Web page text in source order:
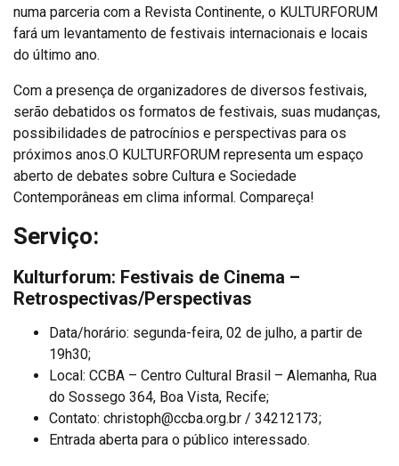
numa parceria com a Revista Continente, o KULTURFORUM
fará um levantamento de festivais internacionais e locais
do último ano.
Com a presença de organizadores de diversos festivais,
serão debatidos os formatos de festivais, suas mudanças,
possibilidades de patrocínios e perspectivas para os
próximos anos.O KULTURFORUM representa um espaço
aberto de debates sobre Cultura e Sociedade
Contemporâneas em clima informal. Compareça!
Serviço:
Kulturforum: Festivais de Cinema –
Retrospectivas/Perspectivas
Data/horário: segunda-feira, 02 de julho, a partir de
19h30;
Local: CCBA – Centro Cultural Brasil – Alemanha, Rua
do Sossego 364, Boa Vista, Recife;
Contato: christoph@ccba.org.br / 34212173;
Entrada aberta para o público interessado.